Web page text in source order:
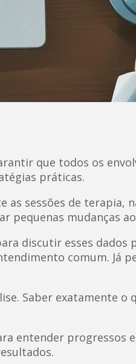
que todos os
práticas.
sessões de terapia,
pequenas mudanças
discutir esses dados
comum. Já
Saber exatamente o
entender progressos